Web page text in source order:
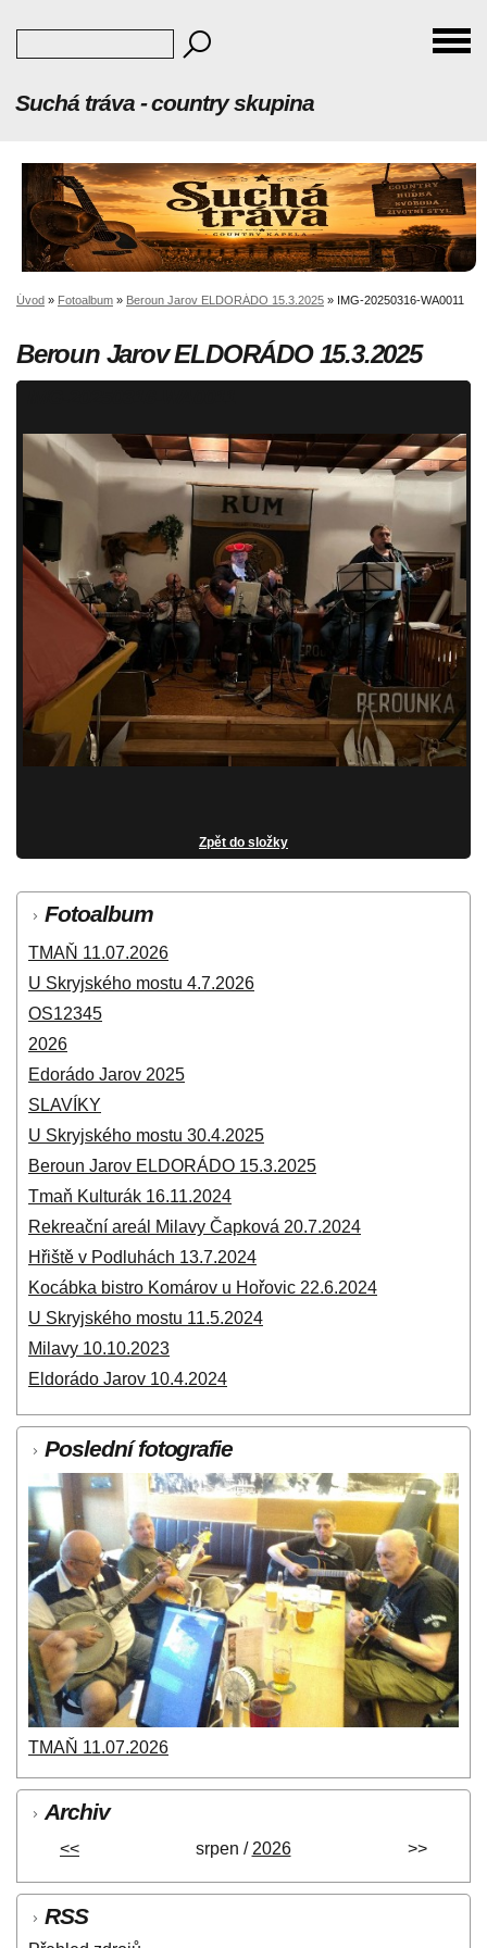
Suchá tráva - country skupina
Úvod » Fotoalbum » Beroun Jarov ELDORÁDO 15.3.2025 » IMG-20250316-WA0011
Beroun Jarov ELDORÁDO 15.3.2025
Zpět do složky
Fotoalbum
TMAŇ 11.07.2026
U Skryjského mostu 4.7.2026
OS12345
2026
Edorádo Jarov 2025
SLAVÍKY
U Skryjského mostu 30.4.2025
Beroun Jarov ELDORÁDO 15.3.2025
Tmaň Kulturák 16.11.2024
Rekreační areál Milavy Čapková 20.7.2024
Hřiště v Podluhách 13.7.2024
Kocábka bistro Komárov u Hořovic 22.6.2024
U Skryjského mostu 11.5.2024
Milavy 10.10.2023
Eldorádo Jarov 10.4.2024
Poslední fotografie
TMAŇ 11.07.2026
Archiv
<< srpen / 2026 >>
RSS